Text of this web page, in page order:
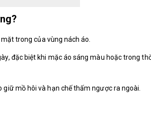
trong của vùng nách áo.
đặc biệt khi mặc áo sáng màu hoặc trong
mồ hôi và hạn chế thấm ngược ra ngoài.